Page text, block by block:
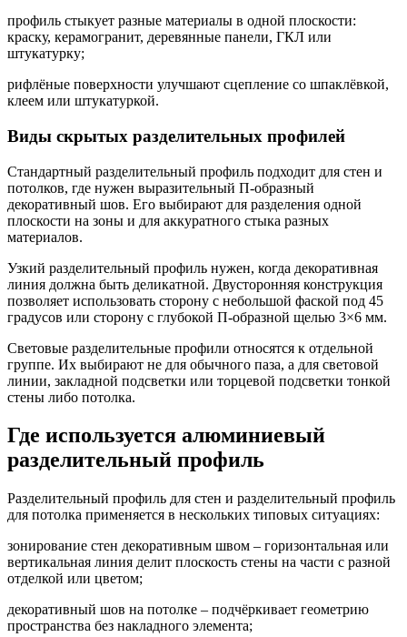
профиль стыкует разные материалы в одной плоскости:
краску, керамогранит, деревянные панели, ГКЛ или
штукатурку;
рифлёные поверхности улучшают сцепление со шпаклёвкой,
клеем или штукатуркой.
Виды скрытых разделительных профилей
Стандартный разделительный профиль подходит для стен и
потолков, где нужен выразительный П-образный
декоративный шов. Его выбирают для разделения одной
плоскости на зоны и для аккуратного стыка разных
материалов.
Узкий разделительный профиль нужен, когда декоративная
линия должна быть деликатной. Двусторонняя конструкция
позволяет использовать сторону с небольшой фаской под 45
градусов или сторону с глубокой П-образной щелью 3×6 мм.
Световые разделительные профили относятся к отдельной
группе. Их выбирают не для обычного паза, а для световой
линии, закладной подсветки или торцевой подсветки тонкой
стены либо потолка.
Где используется алюминиевый
разделительный профиль
Разделительный профиль для стен и разделительный профиль
для потолка применяется в нескольких типовых ситуациях:
зонирование стен декоративным швом – горизонтальная или
вертикальная линия делит плоскость стены на части с разной
отделкой или цветом;
декоративный шов на потолке – подчёркивает геометрию
пространства без накладного элемента;